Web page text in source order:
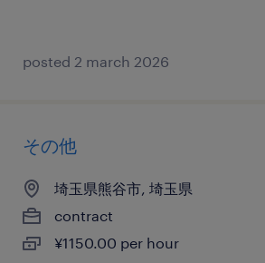
posted 2 march 2026
その他
埼玉県熊谷市, 埼玉県
contract
¥1150.00 per hour